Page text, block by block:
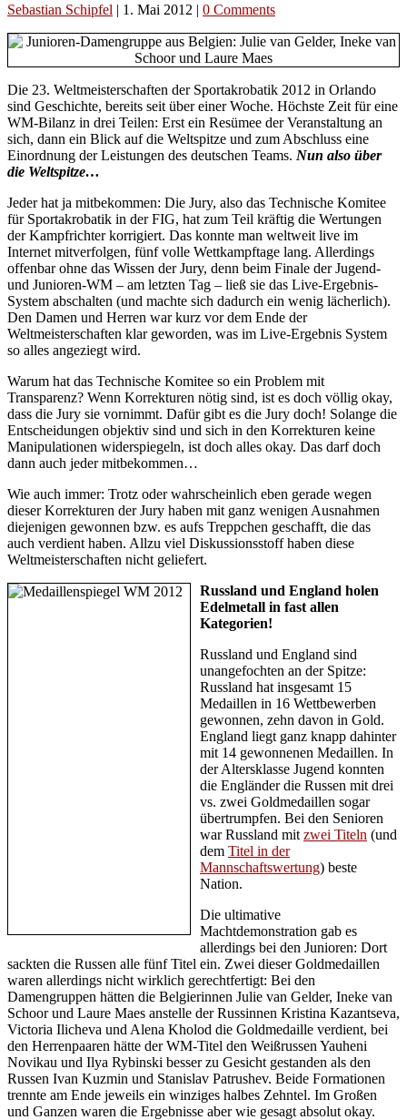
Sebastian Schipfel | 1. Mai 2012 | 0 Comments
Die 23. Weltmeisterschaften der Sportakrobatik 2012 in Orlando
sind Geschichte, bereits seit über einer Woche. Höchste Zeit für eine
WM-Bilanz in drei Teilen: Erst ein Resümee der Veranstaltung an
sich, dann ein Blick auf die Weltspitze und zum Abschluss eine
Einordnung der Leistungen des deutschen Teams. Nun also über
die Weltspitze…
Jeder hat ja mitbekommen: Die Jury, also das Technische Komitee
für Sportakrobatik in der FIG, hat zum Teil kräftig die Wertungen
der Kampfrichter korrigiert. Das konnte man weltweit live im
Internet mitverfolgen, fünf volle Wettkampftage lang. Allerdings
offenbar ohne das Wissen der Jury, denn beim Finale der Jugend-
und Junioren-WM – am letzten Tag – ließ sie das Live-Ergebnis-
System abschalten (und machte sich dadurch ein wenig lächerlich).
Den Damen und Herren war kurz vor dem Ende der
Weltmeisterschaften klar geworden, was im Live-Ergebnis System
so alles angeziegt wird.
Warum hat das Technische Komitee so ein Problem mit
Transparenz? Wenn Korrekturen nötig sind, ist es doch völlig okay,
dass die Jury sie vornimmt. Dafür gibt es die Jury doch! Solange die
Entscheidungen objektiv sind und sich in den Korrekturen keine
Manipulationen widerspiegeln, ist doch alles okay. Das darf doch
dann auch jeder mitbekommen…
Wie auch immer: Trotz oder wahrscheinlich eben gerade wegen
dieser Korrekturen der Jury haben mit ganz wenigen Ausnahmen
diejenigen gewonnen bzw. es aufs Treppchen geschafft, die das
auch verdient haben. Allzu viel Diskussionsstoff haben diese
Weltmeisterschaften nicht geliefert.
Russland und England holen
Edelmetall in fast allen
Kategorien!
Russland und England sind
unangefochten an der Spitze:
Russland hat insgesamt 15
Medaillen in 16 Wettbewerben
gewonnen, zehn davon in Gold.
England liegt ganz knapp dahinter
mit 14 gewonnenen Medaillen. In
der Altersklasse Jugend konnten
die Engländer die Russen mit drei
vs. zwei Goldmedaillen sogar
übertrumpfen. Bei den Senioren
war Russland mit zwei Titeln (und
dem Titel in der
Mannschaftswertung) beste
Nation.
Die ultimative
Machtdemonstration gab es
allerdings bei den Junioren: Dort
sackten die Russen alle fünf Titel ein. Zwei dieser Goldmedaillen
waren allerdings nicht wirklich gerechtfertigt: Bei den
Damengruppen hätten die Belgierinnen Julie van Gelder, Ineke van
Schoor und Laure Maes anstelle der Russinnen Kristina Kazantseva,
Victoria Ilicheva und Alena Kholod die Goldmedaille verdient, bei
den Herrenpaaren hätte der WM-Titel den Weißrussen Yauheni
Novikau und Ilya Rybinski besser zu Gesicht gestanden als den
Russen Ivan Kuzmin und Stanislav Patrushev. Beide Formationen
trennte am Ende jeweils ein winziges halbes Zehntel. Im Großen
und Ganzen waren die Ergebnisse aber wie gesagt absolut okay.